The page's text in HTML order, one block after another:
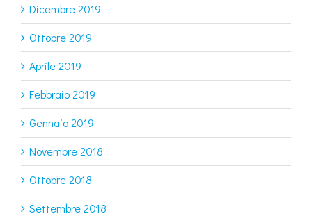
Dicembre 2019
Ottobre 2019
Aprile 2019
Febbraio 2019
Gennaio 2019
Novembre 2018
Ottobre 2018
Settembre 2018